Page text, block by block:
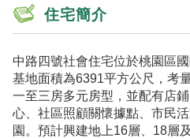
住宅簡介
中路四號社會住宅位於桃園區
基地面積為6391平方公尺，考
一至三房多元房型，並配有店
心、社區照顧關懷據點、市民
園。預計興建地上16層、18層